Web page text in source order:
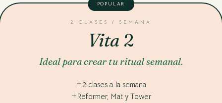
POPULAR
2 CLASES / SEMANA
Vita 2
Ideal para crear tu ritual semanal.
2 clases a la semana
Reformer, Mat y Tower